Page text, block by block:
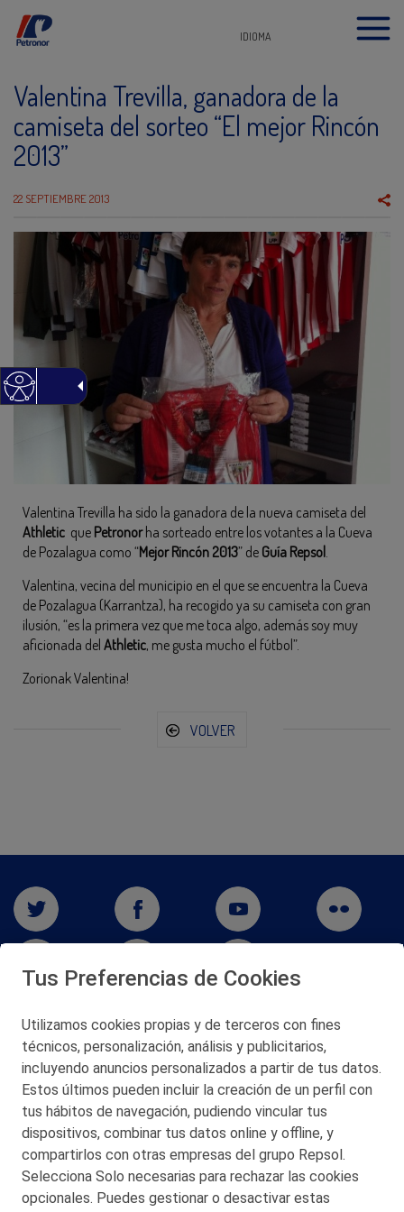
IDIOMA
Valentina Trevilla, ganadora de la
camiseta del sorteo “El mejor Rincón
2013”
22 SEPTIEMBRE 2013
Valentina Trevilla ha sido la ganadora de la nueva camiseta del
Athletic que Petronorha sorteado entre los votantes a la Cueva
de Pozalagua como “Mejor Rincón 2013” de Guía Repsol .
Valentina, vecina del municipio en el que se encuentra la Cueva
de Pozalagua (Karrantza), ha recogido ya su camiseta con gran
ilusión, “es la primera vez que me toca algo, además soy muy
aficionada del Athletic, me gusta mucho el fútbol”.
Zorionak Valentina!
VOLVER
San Martín 5-Edificio Muñatones,
48550 Muskiz (Bizkaia)
Telf. 946 357 000
© 2026 Petronor S.A.
Tus Preferencias de Cookies
Utilizamos cookies propias y de terceros con fines
técnicos, personalización, análisis y publicitarios,
incluyendo anuncios personalizados a partir de tus datos.
Estos últimos pueden incluir la creación de un perfil con
tus hábitos de navegación, pudiendo vincular tus
dispositivos, combinar tus datos online y offline, y
compartirlos con otras empresas del grupo Repsol.
Selecciona Solo necesarias para rechazar las cookies
opcionales. Puedes gestionar o desactivar estas